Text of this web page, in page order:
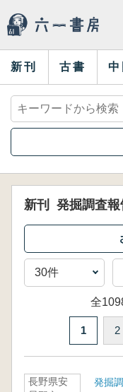
新刊 古書 中
新刊 発掘調査報
全
1 2
長野県安
発掘